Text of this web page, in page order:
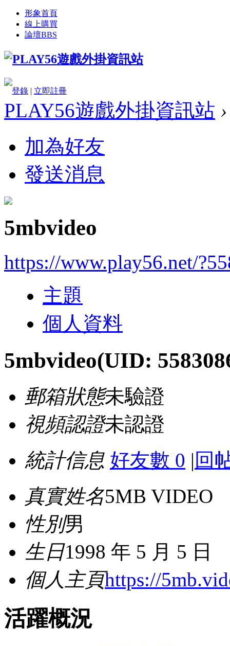
形象首頁
線上購買
論壇BBS
登錄 | 立即註冊
PLAY56遊戲外掛資訊站 ›
加為好友
發送消息
5mbvideo
https://www.play56.net/
主題
個人資料
5mbvideo(UID:
郵箱狀態未驗證
視頻認證未認證
統計信息 好友數 0 | 回
真實姓名5MB VIDEO
性別男
生日1998 年 5 月 5 日
個人主頁https://
活躍概況